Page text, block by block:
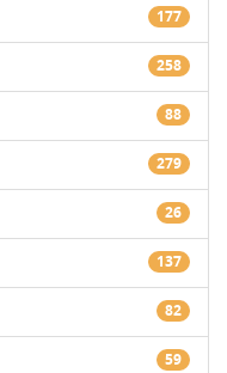
177
258
88
279
26
137
82
59